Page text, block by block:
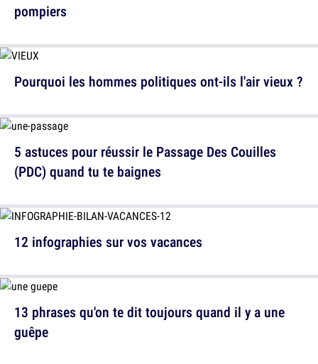
pompiers
5 astuces pour réussir le Passage Des Couilles
(PDC) quand tu te baignes
13 phrases qu'on te dit toujours quand il y a une
guêpe
Pourquoi les hommes politiques ont-ils l'air vieux ?
12 infographies sur vos vacances